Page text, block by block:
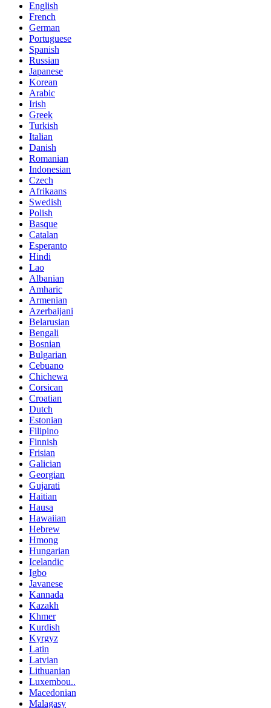
English
French
German
Portuguese
Spanish
Russian
Japanese
Korean
Arabic
Irish
Greek
Turkish
Italian
Danish
Romanian
Indonesian
Czech
Afrikaans
Swedish
Polish
Basque
Catalan
Esperanto
Hindi
Lao
Albanian
Amharic
Armenian
Azerbaijani
Belarusian
Bengali
Bosnian
Bulgarian
Cebuano
Chichewa
Corsican
Croatian
Dutch
Estonian
Filipino
Finnish
Frisian
Galician
Georgian
Gujarati
Haitian
Hausa
Hawaiian
Hebrew
Hmong
Hungarian
Icelandic
Igbo
Javanese
Kannada
Kazakh
Khmer
Kurdish
Kyrgyz
Latin
Latvian
Lithuanian
Luxembou..
Macedonian
Malagasy